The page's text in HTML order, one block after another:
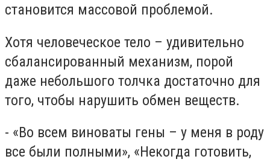
становится массовой проблемой.
Хотя человеческое тело – удивительно
сбалансированный механизм, порой
даже небольшого толчка достаточно для
того, чтобы нарушить обмен веществ.
- «Во всем виноваты гены – у меня в роду
все были полными», «Некогда готовить,